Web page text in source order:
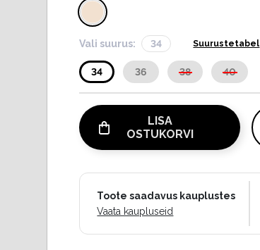
Vali suurus: 34 Suurustetabel
34 36 38 40
LISA
OSTUKORVI
Toote saadavus kauplustes
Vaata kaupluseid